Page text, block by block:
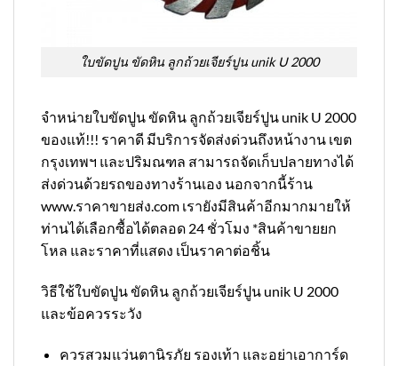
ใบขัดปูน ขัดหิน ลูกถ้วยเจียร์ปูน unik U 2000
จำหน่ายใบขัดปูน ขัดหิน ลูกถ้วยเจียร์ปูน unik U 2000
ของแท้!!! ราคาดี มีบริการจัดส่งด่วนถึงหน้างาน เขต
กรุงเทพฯ และปริมณฑล สามารถจัดเก็บปลายทางได้
ส่งด่วนด้วยรถของทางร้านเอง นอกจากนี้ร้าน
www.ราคาขายส่ง.com เรายังมีสินค้าอีกมากมายให้
ท่านได้เลือกซื้อได้ตลอด 24 ชั่วโมง *สินค้าขายยก
โหล และราคาที่แสดง เป็นราคาต่อชิ้น
วิธีใช้ใบขัดปูน ขัดหิน ลูกถ้วยเจียร์ปูน unik U 2000
และข้อควรระวัง
ควรสวมแว่นตานิรภัย รองเท้า และอย่าเอาการ์ด